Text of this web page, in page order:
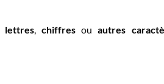
lettres,chiffres ouautres